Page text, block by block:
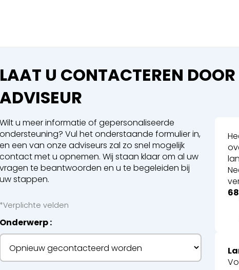
LAAT U CONTACTEREN DOOR
ADVISEUR
Wilt u meer informatie of gepersonaliseerde
ondersteuning? Vul het onderstaande formulier in,
en een van onze adviseurs zal zo snel mogelijk
contact met u opnemen. Wij staan klaar om al uw
vragen te beantwoorden en u te begeleiden bij
uw stappen.
*Verplichte velden
Onderwerp